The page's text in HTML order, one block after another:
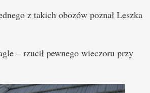
z takich obozów poznał Leszka
– rzucił pewnego wieczoru przy